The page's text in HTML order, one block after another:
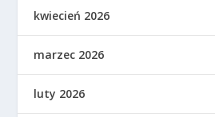
kwiecień 2026
marzec 2026
luty 2026